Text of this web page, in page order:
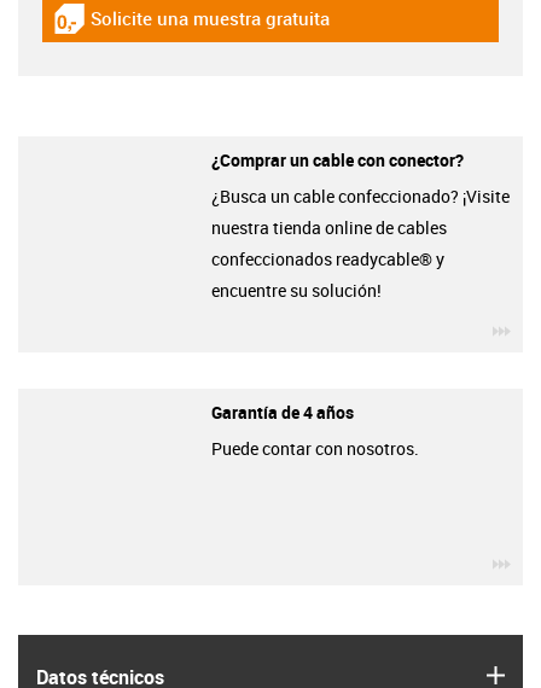
Datos técnicos
igus-icon-gratismuster
Solicite una muestra gratuita
¿Comprar un cable con conector?
¿Busca un cable confeccionado? ¡Visite
nuestra tienda online de cables
confeccionados readycable® y
encuentre su solución!
Garantía de 4 años
Puede contar con nosotros.